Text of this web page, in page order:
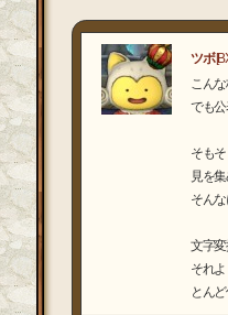
ツボ
こん
でも
そも
見を
そん
文字
それ
とん